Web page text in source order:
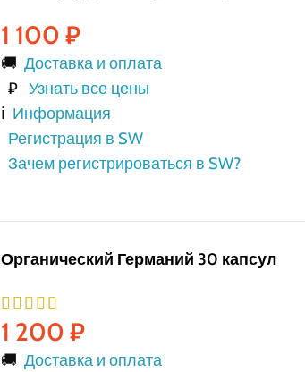
1 100 ₽
🚚 Доставка и оплата
₽ Узнать все цены
ℹ️ Информация
Регистрация в SW
Зачем регистрироваться в SW?
Органический Германий 30 капсул
1 200 ₽
🚚 Доставка и оплата